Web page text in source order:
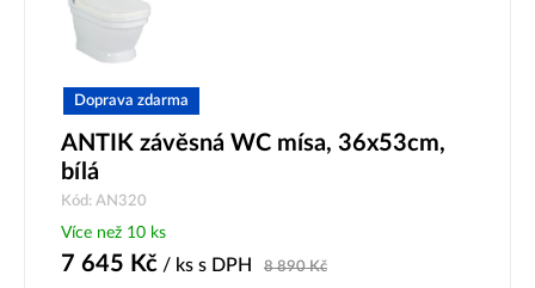
Doprava zdarma
ANTIK závěsná WC mísa, 36x53cm,
bílá
Kód: AN320
Více než 10 ks
7 645 Kč / ks s DPH 8 890Kč